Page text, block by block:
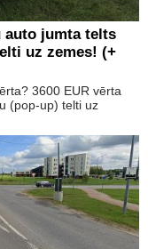
auto jumta telts
uz zemes! (+
3600 EUR vērta
(pop-up) telti uz